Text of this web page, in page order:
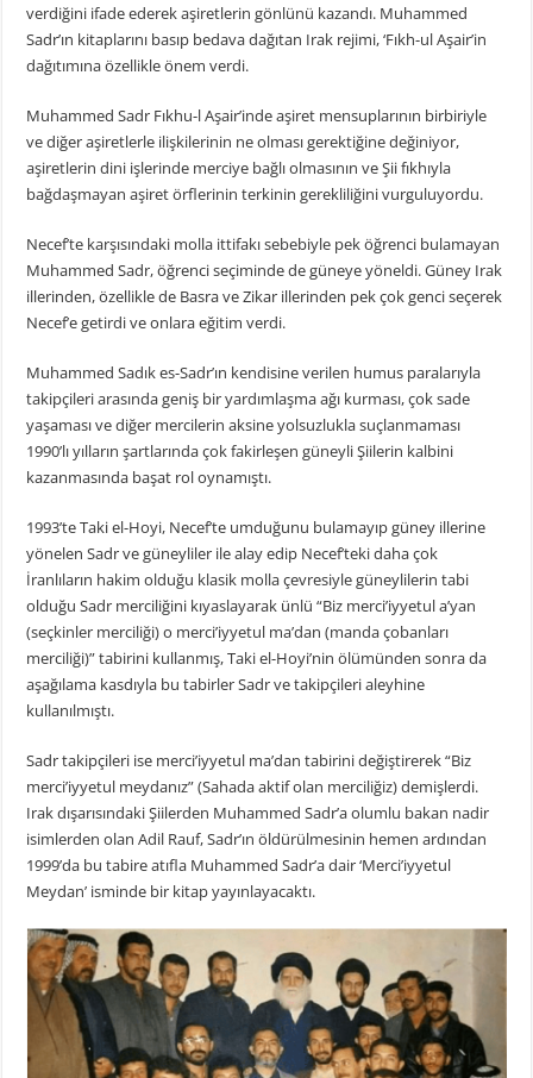
verdiğini ifade ederek aşiretlerin gönlünü kazandı. Muhammed
Sadr’ın kitaplarını basıp bedava dağıtan Irak rejimi, ‘Fıkh-ul Aşair’in
dağıtımına özellikle önem verdi.
Muhammed Sadr Fıkhu-l Aşair’inde aşiret mensuplarının birbiriyle
ve diğer aşiretlerle ilişkilerinin ne olması gerektiğine değiniyor,
aşiretlerin dini işlerinde merciye bağlı olmasının ve Şii fıkhıyla
bağdaşmayan aşiret örflerinin terkinin gerekliliğini vurguluyordu.
Necef’te karşısındaki molla ittifakı sebebiyle pek öğrenci bulamayan
Muhammed Sadr, öğrenci seçiminde de güneye yöneldi. Güney Irak
illerinden, özellikle de Basra ve Zikar illerinden pek çok genci seçerek
Necef’e getirdi ve onlara eğitim verdi.
Muhammed Sadık es-Sadr’ın kendisine verilen humus paralarıyla
takipçileri arasında geniş bir yardımlaşma ağı kurması, çok sade
yaşaması ve diğer mercilerin aksine yolsuzlukla suçlanmaması
1990’lı yılların şartlarında çok fakirleşen güneyli Şiilerin kalbini
kazanmasında başat rol oynamıştı.
1993’te Taki el-Hoyi, Necef’te umduğunu bulamayıp güney illerine
yönelen Sadr ve güneyliler ile alay edip Necef’teki daha çok
İranlıların hakim olduğu klasik molla çevresiyle güneylilerin tabi
olduğu Sadr merciliğini kıyaslayarak ünlü “Biz merci’iyyetul a’yan
(seçkinler merciliği) o merci’iyyetul ma’dan (manda çobanları
merciliği)” tabirini kullanmış, Taki el-Hoyi’nin ölümünden sonra da
aşağılama kasdıyla bu tabirler Sadr ve takipçileri aleyhine
kullanılmıştı.
Sadr takipçileri ise merci’iyyetul ma’dan tabirini değiştirerek “Biz
merci’iyyetul meydanız” (Sahada aktif olan merciliğiz) demişlerdi.
Irak dışarısındaki Şiilerden Muhammed Sadr’a olumlu bakan nadir
isimlerden olan Adil Rauf, Sadr’ın öldürülmesinin hemen ardından
1999’da bu tabire atıfla Muhammed Sadr’a dair ‘Merci’iyyetul
Meydan’ isminde bir kitap yayınlayacaktı.